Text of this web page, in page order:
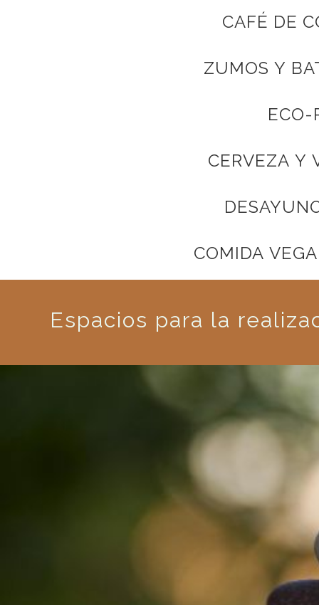
CAFÉ DE
ZUMOS Y
ECO-
CERVEZA Y
COMIDA
Espacios para la